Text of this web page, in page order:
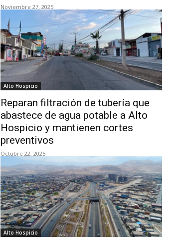
Noviembre 27, 2025
Alto Hospicio
Reparan filtración de tubería que
abastece de agua potable a Alto
Hospicio y mantienen cortes
preventivos
Octubre 22, 2025
Alto Hospicio